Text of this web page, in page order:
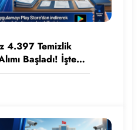
4.397 Temizlik
Başladı! İşte